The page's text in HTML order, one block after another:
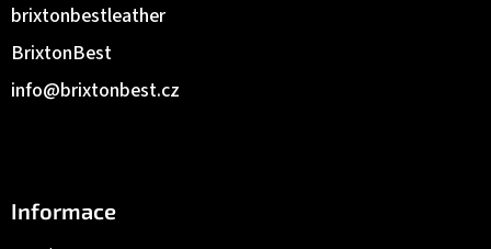
info@brixtonbest.cz
BrixtonBest
brixtonbestleather
Informace